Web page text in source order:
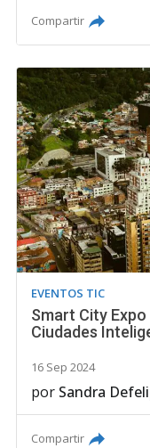
Compartir
EVENTOS TIC
Smart City
Ciudades
16 Sep 2024
por Sandra
Compartir